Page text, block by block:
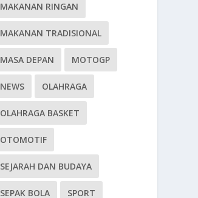
MAKANAN RINGAN
MAKANAN TRADISIONAL
MASA DEPAN MOTOGP
NEWS OLAHRAGA
OLAHRAGA BASKET
OTOMOTIF
SEJARAH DAN BUDAYA
SEPAK BOLA SPORT